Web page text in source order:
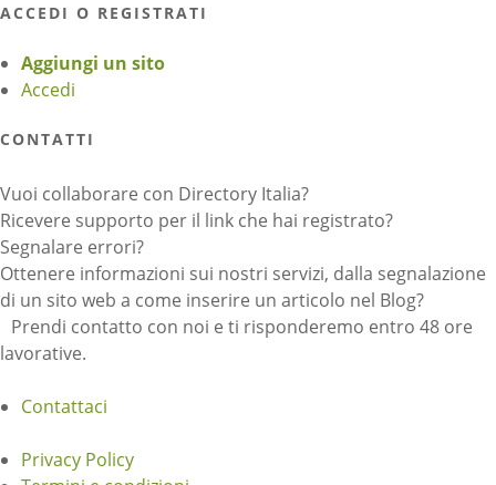
ACCEDI O REGISTRATI
Aggiungi un sito
Accedi
CONTATTI
Vuoi collaborare con Directory Italia?
Ricevere supporto per il link che hai registrato?
Segnalare errori?
Ottenere informazioni sui nostri servizi, dalla segnalazione
di un sito web a come inserire un articolo nel Blog?
Prendi contatto con noi e ti risponderemo entro 48 ore
lavorative.
Contattaci
Privacy Policy